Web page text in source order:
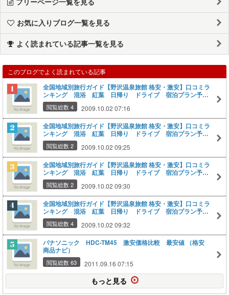
お気に入りブログ一覧を見る
よく読まれている記事一覧を見る
このブログでよく読まれている記事
全国地域別旅行ガイド【野沢温泉旅館 格安・激安】口コミラ
ンキング 混浴 紅葉 日帰り ドライブ 宿泊プラン予約
ガイド 野沢温泉 ホテルハウスサンアントン
閲覧総数 4 2009.10.02 07:16
全国地域別旅行ガイド【野沢温泉旅館 格安・激安】口コミラ
ンキング 混浴 紅葉 日帰り ドライブ 宿泊プラン予約
ガイド 野沢温泉 やまや山荘
閲覧総数 2 2009.10.02 09:25
全国地域別旅行ガイド【野沢温泉旅館 格安・激安】口コミラ
ンキング 混浴 紅葉 日帰り ドライブ 宿泊プラン予約
ガイド 野沢温泉 野沢グランドホテル
閲覧総数 2 2009.10.02 09:30
全国地域別旅行ガイド【野沢温泉旅館 格安・激安】口コミラ
ンキング 混浴 紅葉 日帰り ドライブ 宿泊プラン予約
ガイド 野沢温泉 中島屋旅館
閲覧総数 4 2009.10.02 09:32
パナソニック HDC-TM45 激安価格比較 最安値 （格安
商品ナビ）
閲覧総数 63 2011.09.16 07:15
もっと見る